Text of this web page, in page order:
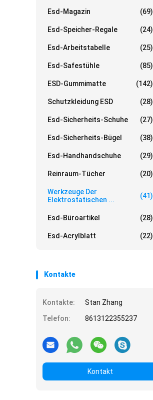
Esd-Magazin (69)
Esd-Speicher-Regale (24)
Esd-Arbeitstabelle (25)
Esd-Safestühle (85)
ESD-Gummimatte (142)
Schutzkleidung ESD (28)
Esd-Sicherheits-Schuhe (27)
Esd-Sicherheits-Bügel (38)
Esd-Handhandschuhe (29)
Reinraum-Tücher (20)
Werkzeuge Der
Elektrostatischen ...
(41)
Esd-Büroartikel (28)
Esd-Acrylblatt (22)
Kontakte
Kontakte:
Stan Zhang
Telefon:
8613122355237
Kontakt